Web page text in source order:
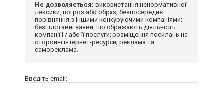
Не дозволяється: використання ненормативної
лексики, погроз або образ; безпосереднє
порівняння з іншими конкуруючими компаніями;
безпідставні заяви, що ображають діяльність
компанії і / або її послуги; розміщення посилань на
сторонні інтернет-ресурси; реклама та
самореклама.
Введіть email: